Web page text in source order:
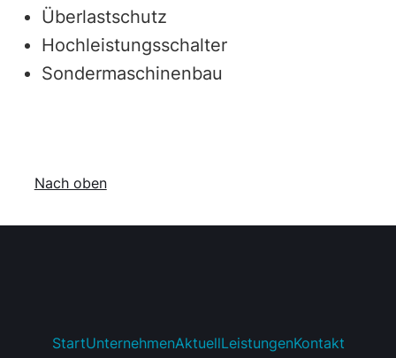
Überlastschutz
Hochleistungsschalter
Sondermaschinenbau
Nach oben
StartUnternehmenAktuellLeistungenKontakt